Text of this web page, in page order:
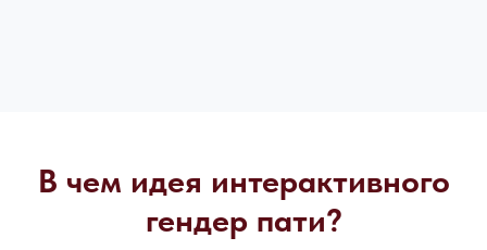
В чем идея интерактивного
гендер пати?